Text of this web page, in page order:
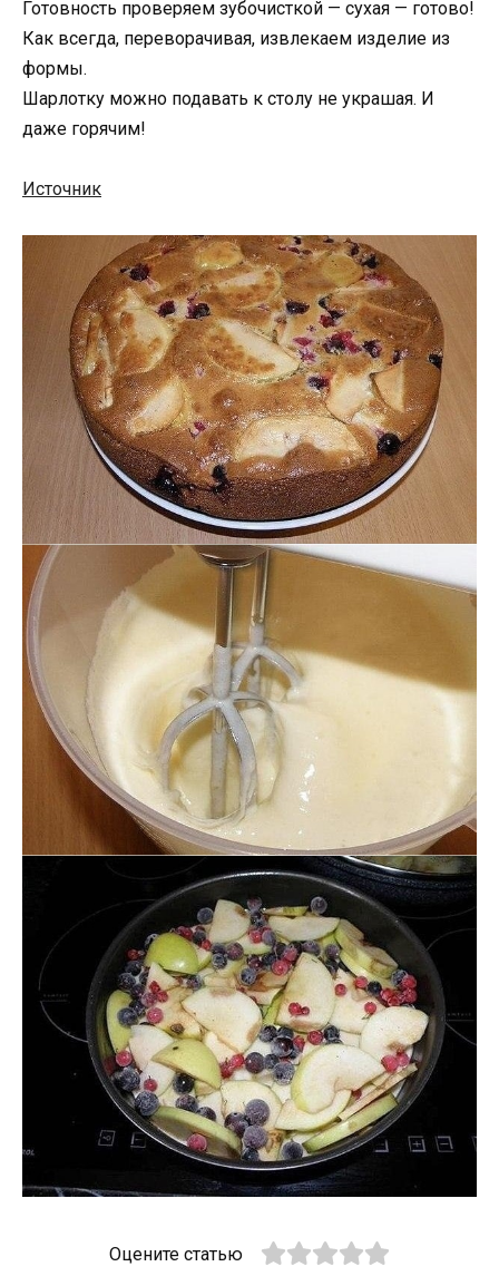
Готовность проверяем зубочисткой — сухая — готово!
Как всегда, переворачивая, извлекаем изделие из
формы.
Шарлотку можно подавать к столу не украшая. И
даже горячим!
Источник
Оцените статью